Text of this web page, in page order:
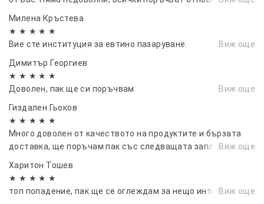
Милена Кръстева
★ ★ ★ ★ ★
Вие сте институция за евтино пазаруване.
Виж още
Димитър Георгиев
★ ★ ★ ★ ★
Доволен, пак ще си поръчвам
Виж още
Гиздален Гьоков
★ ★ ★ ★ ★
Много доволен от качеството на продуктите и бързата
доставка, ще поръчам пак със следващата заплата😂🤩
Виж още
Харитон Тошев
★ ★ ★ ★ ★
топ попадение, пак ще се оглеждам за нещо интересно
Виж още